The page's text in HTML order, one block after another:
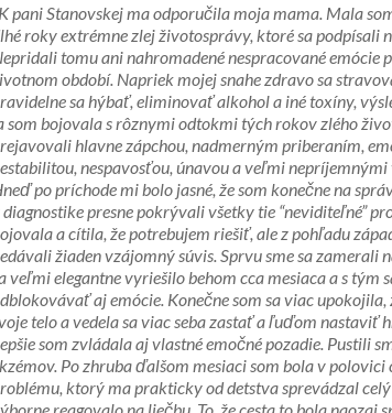
pani Stanovskej ma odporučila moja mama. Mala
roky extrémne zlej životosprávy, ktoré sa podpísali
tomu ani nahromadené nespracované emócie
období. Napriek mojej snahe zdravo sa
sa hýbať, eliminovať alkohol a iné toxíny,
som bojovala s rôznymi odtokmi tých rokov zlého
hlavne zápchou, nadmerným priberaním,
nespavosťou, únavou a veľmi nepríjemnými
po príchode mi bolo jasné, že som konečne na
diagnostike presne pokrývali všetky tie “neviditeľné”
a cítila, že potrebujem riešiť, ale z pohľadu
žiaden vzájomný súvis. Sprvu sme sa zamerali
veľmi elegantne vyriešilo behom cca mesiaca a s tým
aj emócie. Konečne som sa viac
telo a vedela sa viac seba zastať a ľuďom nastaviť
som zvládala aj vlastné emočné pozadie. Pustili
Po zhruba ďalšom mesiaci som bola v polovici
ktorý ma prakticky od detstva sprevádzal
reagovalo na liečbu. To, že cesta to bola naozaj